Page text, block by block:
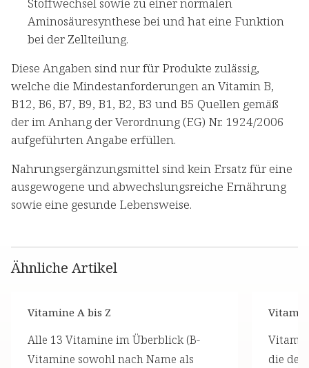
Stoffwechsel sowie zu einer normalen
Aminosäuresynthese bei und hat eine Funktion
bei der Zellteilung.
Diese Angaben sind nur für Produkte zulässig,
welche die Mindestanforderungen an Vitamin B,
B12, B6, B7, B9, B1, B2, B3 und B5 Quellen gemäß
der im Anhang der Verordnung (EG) Nr. 1924/2006
aufgeführten Angabe erfüllen.
Nahrungsergänzungsmittel sind kein Ersatz für eine
ausgewogene und abwechslungsreiche Ernährung
sowie eine gesunde Lebensweise.
Ähnliche Artikel
Vitamine A bis Z
Alle 13 Vitamine im Überblick (B-
Vitamine sowohl nach Name als
die der